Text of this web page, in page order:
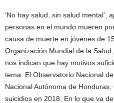
‘No hay salud, sin salud mental’,
personas en el mundo mueren
causa de muerte en jóvenes de
Organización Mundial de la
nos indican que hay motivos
tema. El Observatorio Nacional
Nacional Autónoma de
suicidios en 2018; En lo que va